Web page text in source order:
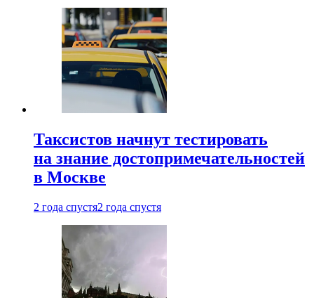
Таксистов начнут тестировать
на знание достопримечательностей
в Москве
2 года спустя2 года спустя